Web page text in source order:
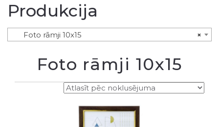
Produkcija
×
Foto rāmji 10x15
Foto rāmji 10x15